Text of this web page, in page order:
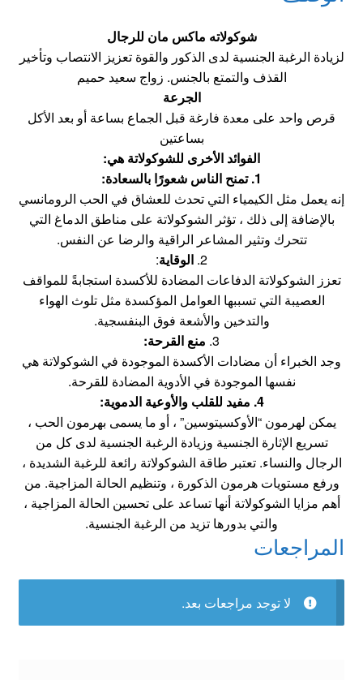
شوكولاته ماكس مان للرجال
لزيادة الرغبة الجنسية لدى الذكور والقوة تعزيز الانتصاب وتأخير
القذف والتمتع بالجنس. زواج سعيد حميم
الجرعة
قرص واحد على معدة فارغة قبل الجماع بساعة أو بعد الأكل
بساعتين
الفوائد الأخرى للشوكولاتة هي:
1. تمنح الناس شعورًا بالسعادة:
إنه يعمل مثل الكيمياء التي تحدث للعشاق في الحب الرومانسي
بالإضافة إلى ذلك ، تؤثر الشوكولاتة على مناطق الدماغ التي
تتحرك وتثير المشاعر الراقية والرضا عن النفس.
2. الوقاية:
تعزز الشوكولاتة الدفاعات المضادة للأكسدة استجابةً للمواقف
العصيبة التي تسببها العوامل المؤكسدة مثل تلوث الهواء
والتدخين والأشعة فوق البنفسجية.
3. منع القرحة:
وجد الخبراء أن مضادات الأكسدة الموجودة في الشوكولاتة هي
نفسها الموجودة في الأدوية المضادة للقرحة.
4. مفيد للقلب والأوعية الدموية:
يمكن لهرمون “الأوكسيتوسين” ، أو ما يسمى بهرمون الحب ،
تسريع الإثارة الجنسية وزيادة الرغبة الجنسية لدى كل من
الرجال والنساء. تعتبر طاقة الشوكولاتة رائعة للرغبة الشديدة ،
ورفع مستويات هرمون الذكورة ، وتنظيم الحالة المزاجية. من
أهم مزايا الشوكولاتة أنها تساعد على تحسين الحالة المزاجية ،
والتي بدورها تزيد من الرغبة الجنسية.
المراجعات
لا توجد مراجعات بعد.